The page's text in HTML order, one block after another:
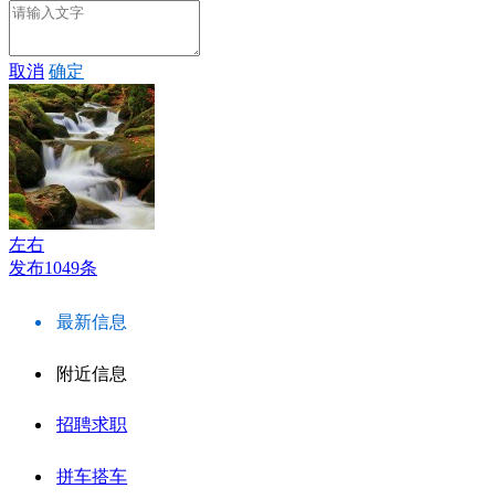
取消 确定
左右
发布1049条
最新信息
附近信息
招聘求职
拼车搭车